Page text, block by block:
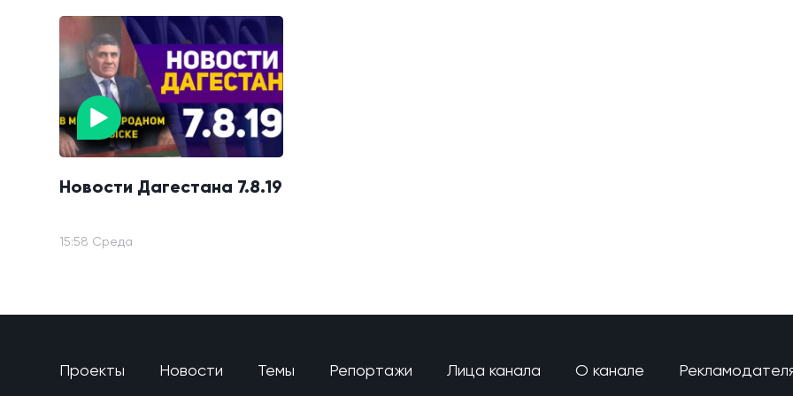
Новости Дагестана 7.8.19
15:58 Среда
Проекты Новости Темы Репортажи Лица канала О канале